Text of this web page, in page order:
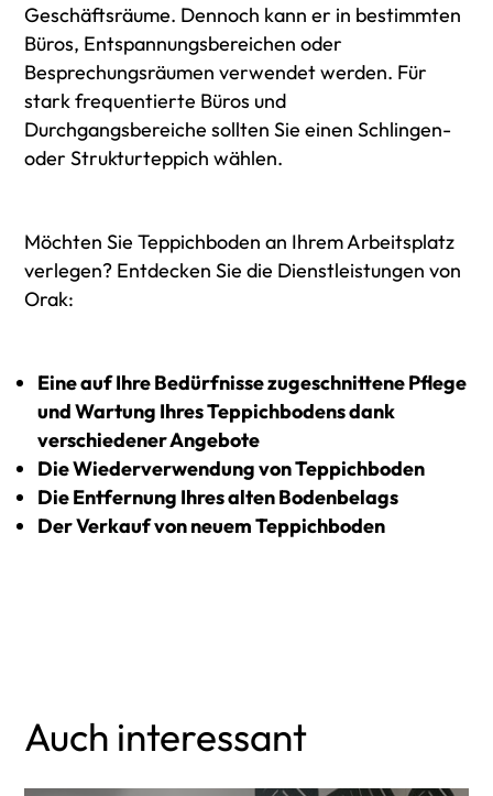
Geschäftsräume. Dennoch kann er in bestimmten
Büros, Entspannungsbereichen oder
Besprechungsräumen verwendet werden. Für
stark frequentierte Büros und
Durchgangsbereiche sollten Sie einen Schlingen-
oder Strukturteppich wählen.
Möchten Sie Teppichboden an Ihrem Arbeitsplatz
verlegen? Entdecken Sie die Dienstleistungen von
Orak:
Eine auf Ihre Bedürfnisse zugeschnittene Pflege
und Wartung Ihres Teppichbodens dank
verschiedener Angebote
Die Wiederverwendung von Teppichboden
Die Entfernung Ihres alten Bodenbelags
Der Verkauf von neuem Teppichboden
Auch interessant